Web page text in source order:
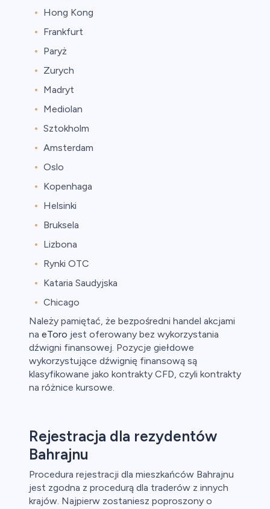
Hong Kong
Frankfurt
Paryż
Zurych
Madryt
Mediolan
Sztokholm
Amsterdam
Oslo
Kopenhaga
Helsinki
Bruksela
Lizbona
Rynki OTC
Kataria Saudyjska
Chicago
Należy pamiętać, że bezpośredni handel akcjami
na eToro jest oferowany bez wykorzystania
dźwigni finansowej. Pozycje giełdowe
wykorzystujące dźwignię finansową są
klasyfikowane jako kontrakty CFD, czyli kontrakty
na różnice kursowe.
Rejestracja dla rezydentów
Bahrajnu
Procedura rejestracji dla mieszkańców Bahrajnu
jest zgodna z procedurą dla traderów z innych
krajów. Najpierw zostaniesz poproszony o